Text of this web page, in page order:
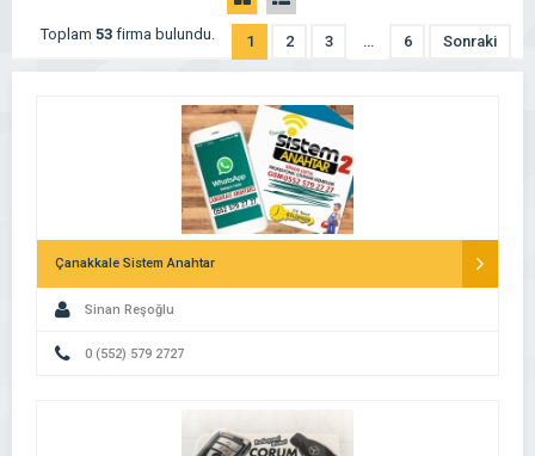
Toplam 53 firma bulundu. 1 2 3 … 6 Sonraki
Çanakkale Sistem Anahtar
Sinan Reşoğlu
0 (552) 579 2727